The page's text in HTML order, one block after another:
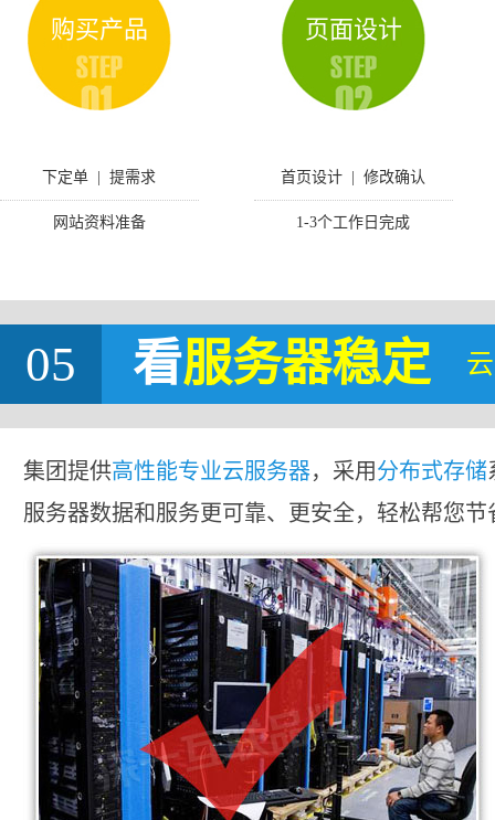
购买产品
下定单 | 提需求
网站资料准备
页面设计
首页设计 | 修改确认
1-3个工作日完成
05 看服务器稳定
集团提供高性能专业云服务器，采用分布式存储
服务器数据和服务更可靠、更安全，轻松帮您节